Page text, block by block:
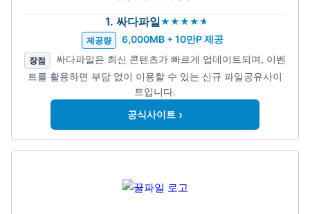
1. 싸다파일
제공량 6,000MB + 10만P 제공
장점
싸다파일은 최신 콘텐츠가 빠르게 업데이트되며, 이벤
트를 활용하면 부담 없이 이용할 수 있는 신규 파일공유사이
트입니다.
공식사이트 ›